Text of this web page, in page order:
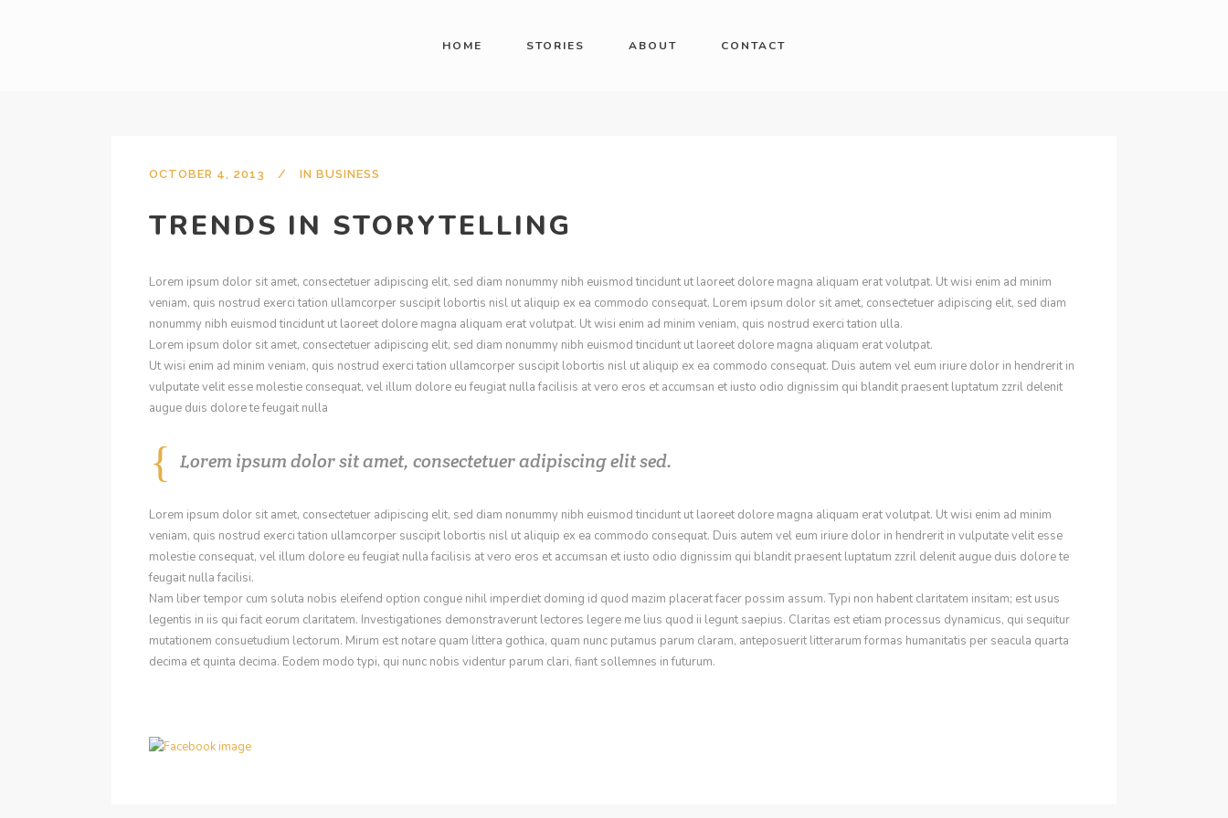
HOME STORIES ABOUT CONTACT
OCTOBER 4, 2013 IN BUSINESS
TRENDS IN STORYTELLING
Lorem ipsum dolor sit amet, consectetuer adipiscing elit, sed diam nonummy nibh euismod tincidunt ut laoreet dolore magna aliquam erat volutpat. Ut wisi enim ad minim
veniam, quis nostrud exerci tation ullamcorper suscipit lobortis nisl ut aliquip ex ea commodo consequat. Lorem ipsum dolor sit amet, consectetuer adipiscing elit, sed diam
nonummy nibh euismod tincidunt ut laoreet dolore magna aliquam erat volutpat. Ut wisi enim ad minim veniam, quis nostrud exerci tation ulla.
Lorem ipsum dolor sit amet, consectetuer adipiscing elit, sed diam nonummy nibh euismod tincidunt ut laoreet dolore magna aliquam erat volutpat.
Ut wisi enim ad minim veniam, quis nostrud exerci tation ullamcorper suscipit lobortis nisl ut aliquip ex ea commodo consequat. Duis autem vel eum iriure dolor in hendrerit in
vulputate velit esse molestie consequat, vel illum dolore eu feugiat nulla facilisis at vero eros et accumsan et iusto odio dignissim qui blandit praesent luptatum zzril delenit
augue duis dolore te feugait nulla
Lorem ipsum dolor sit amet, consectetuer adipiscing elit sed.
Lorem ipsum dolor sit amet, consectetuer adipiscing elit, sed diam nonummy nibh euismod tincidunt ut laoreet dolore magna aliquam erat volutpat. Ut wisi enim ad minim
veniam, quis nostrud exerci tation ullamcorper suscipit lobortis nisl ut aliquip ex ea commodo consequat. Duis autem vel eum iriure dolor in hendrerit in vulputate velit esse
molestie consequat, vel illum dolore eu feugiat nulla facilisis at vero eros et accumsan et iusto odio dignissim qui blandit praesent luptatum zzril delenit augue duis dolore te
feugait nulla facilisi.
Nam liber tempor cum soluta nobis eleifend option congue nihil imperdiet doming id quod mazim placerat facer possim assum. Typi non habent claritatem insitam; est usus
legentis in iis qui facit eorum claritatem. Investigationes demonstraverunt lectores legere me lius quod ii legunt saepius. Claritas est etiam processus dynamicus, qui sequitur
mutationem consuetudium lectorum. Mirum est notare quam littera gothica, quam nunc putamus parum claram, anteposuerit litterarum formas humanitatis per seacula quarta
decima et quinta decima. Eodem modo typi, qui nunc nobis videntur parum clari, fiant sollemnes in futurum.